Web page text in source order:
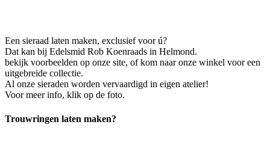
Een sieraad laten maken, exclusief voor ú?
Dat kan bij Edelsmid Rob Koenraads in Helmond.
bekijk voorbeelden op onze site, of kom naar onze winkel voor een
uitgebreide collectie.
Al onze sieraden worden vervaardigd in eigen atelier!
Voor meer info, klik op de foto.
Trouwringen laten maken?